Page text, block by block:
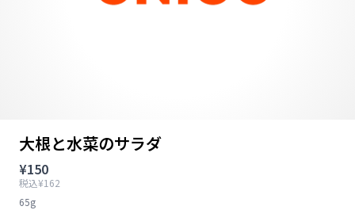
大根と水菜のサラダ
¥150
税込¥162
65g